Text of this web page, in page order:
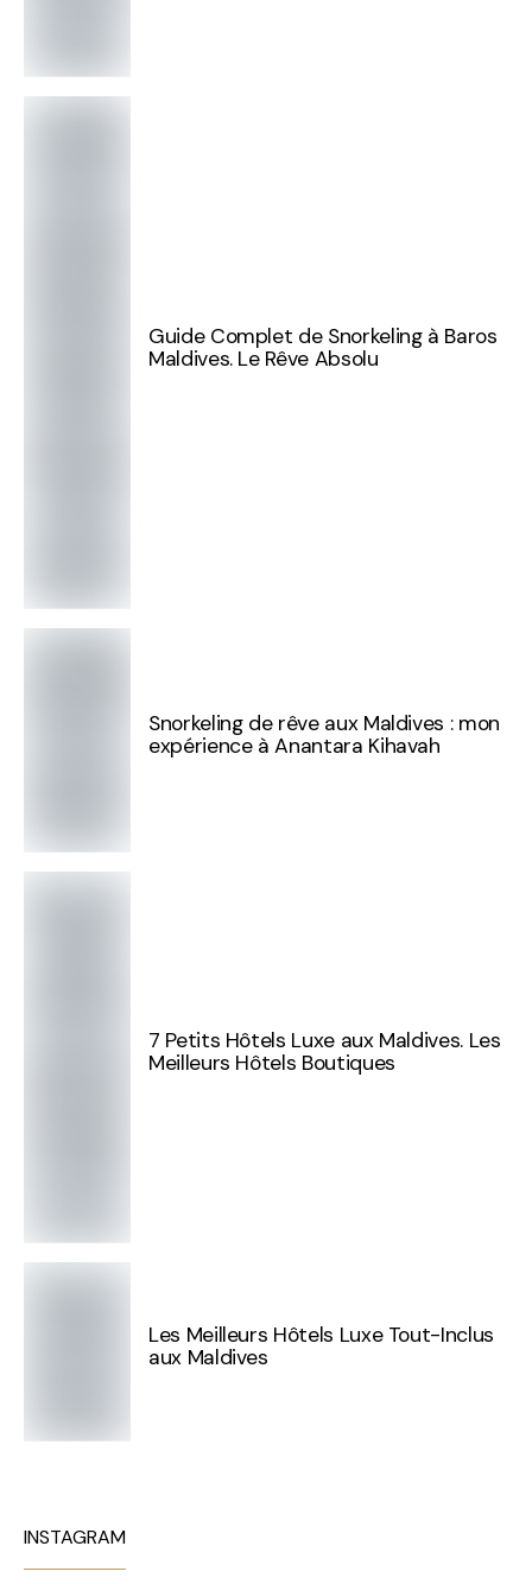
Guide Complet de Snorkeling à Baros
Maldives. Le Rêve Absolu
Snorkeling de rêve aux Maldives : mon
expérience à Anantara Kihavah
7 Petits Hôtels Luxe aux Maldives. Les
Meilleurs Hôtels Boutiques
Les Meilleurs Hôtels Luxe Tout-Inclus
aux Maldives
INSTAGRAM